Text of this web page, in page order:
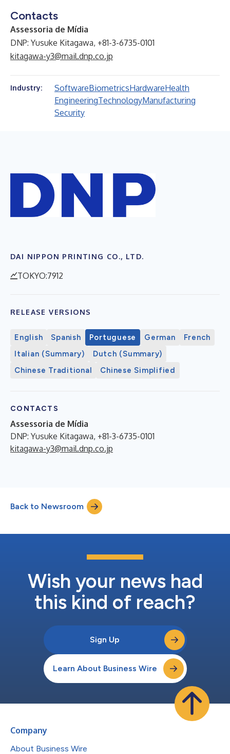
Contacts
Assessoria de Mídia
DNP: Yusuke Kitagawa, +81-3-6735-0101
kitagawa-y3@mail.dnp.co.jp
Industry: SoftwareBiometricsHardwareHealth
EngineeringTechnologyManufacturing
Security
DAI NIPPON PRINTING CO., LTD.
TOKYO:7912
RELEASE VERSIONS
English Spanish Portuguese German
French
Italian (Summary)
Dutch (Summary)
Chinese Traditional
Chinese Simplified
CONTACTS
Assessoria de Mídia
DNP: Yusuke Kitagawa, +81-3-6735-0101
kitagawa-y3@mail.dnp.co.jp
Back to Newsroom
Wish your news had
this kind of reach?
Sign Up
Learn About Business Wire
Company
About Business Wire